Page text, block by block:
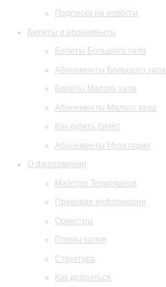
Подписка на новости
Билеты и абонементы
Билеты Большого зала
Абонементы Большого зала
Билеты Малого зала
Абонементы Малого зала
Как купить билет
Абонементы Музитория
О филармонии
Маэстро Темирканов
Правовая информация
Оркестры
Планы залов
Структура
Как добраться